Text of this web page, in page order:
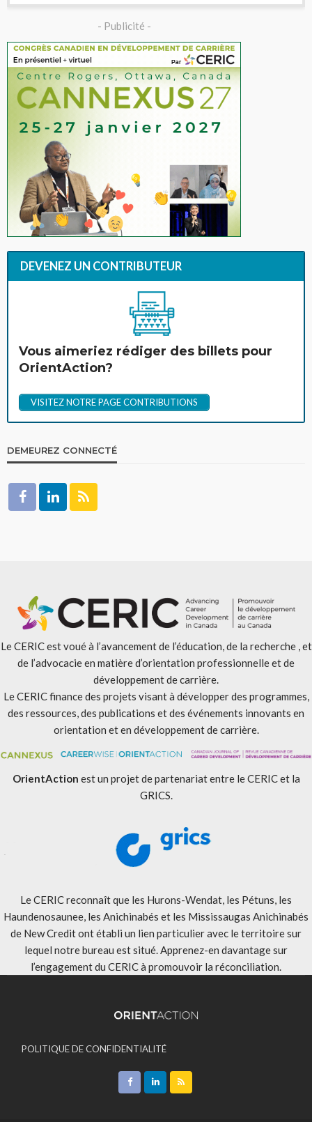
- Publicité -
DEVENEZ UN CONTRIBUTEUR
Vous aimeriez rédiger des billets pour
OrientAction?
VISITEZ NOTRE PAGE CONTRIBUTIONS
DEMEUREZ CONNECTÉ
Le CERIC est voué à l’avancement de l’éducation, de la recherche , et
de l’advocacie en matière d’orientation professionnelle et de
développement de carrière.
Le CERIC finance des projets visant à développer des programmes,
des ressources, des publications et des événements innovants en
orientation et en développement de carrière.
OrientAction est un projet de partenariat entre le CERIC et la
GRICS.
Le CERIC reconnaît que les Hurons-Wendat, les Pétuns, les
Haundenosaunee, les Anichinabés et les Mississaugas Anichinabés
de New Credit ont établi un lien particulier avec le territoire sur
lequel notre bureau est situé. Apprenez-en davantage sur
l’engagement du CERIC à promouvoir la réconciliation.
POLITIQUE DE CONFIDENTIALITÉ
ACCEPTATION DES MODALITÉS CONTACT